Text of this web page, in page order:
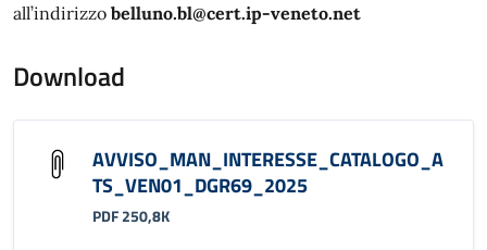
all’indirizzo belluno.bl@cert.ip-veneto.net
Download
AVVISO_MAN_INTERESSE_CATALOGO_A
TS_VEN01_DGR69_2025
PDF 250,8K